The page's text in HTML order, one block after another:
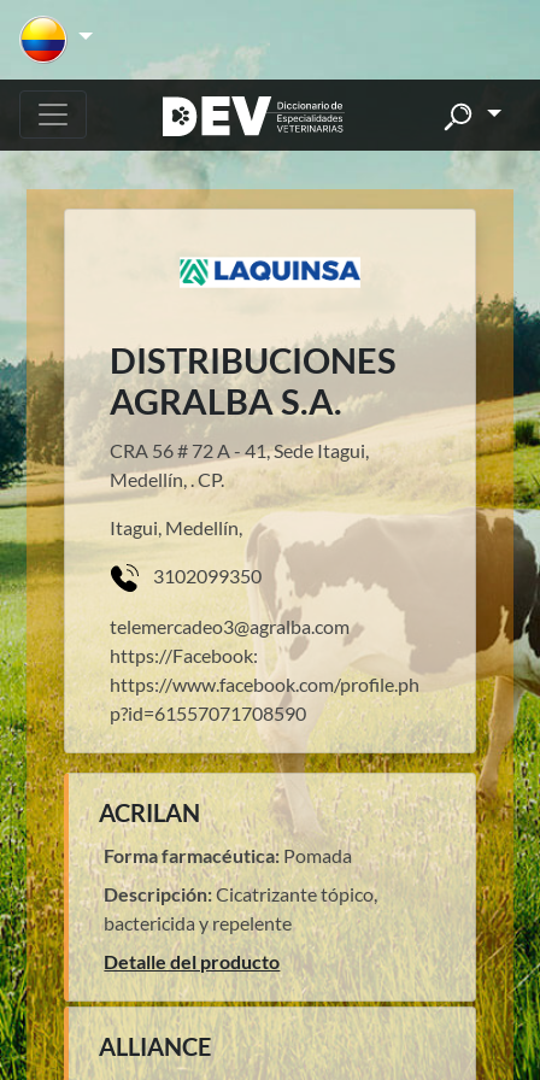
DISTRIBUCIONES
AGRALBA S.A.
CRA 56 # 72 A - 41, Sede Itagui,
Medellín, . CP.
Itagui, Medellín,
3102099350
telemercadeo3@agralba.com
https://Facebook:
https://www.facebook.com/profile.ph
p?id=61557071708590
ACRILAN
Forma farmacéutica: Pomada
Descripción:Cicatrizante tópico,
bactericida y repelente
Detalle del producto
ALLIANCE